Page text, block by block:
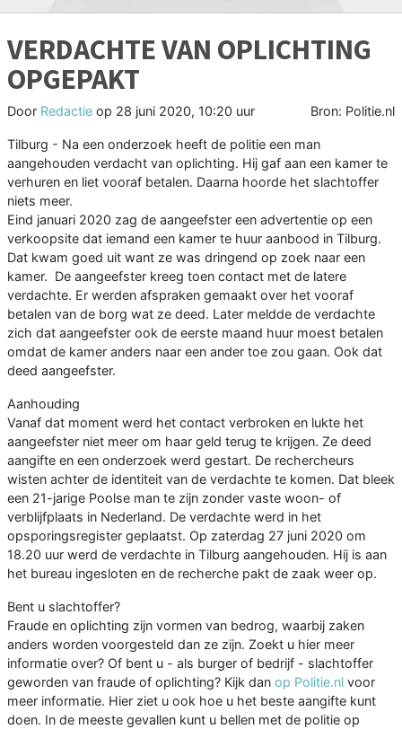
VERDACHTE VAN OPLICHTING
OPGEPAKT
Door Redactie op 28 juni 2020, 10:20 uur Bron: Politie.nl
Tilburg - Na een onderzoek heeft de politie een man
aangehouden verdacht van oplichting. Hij gaf aan een kamer te
verhuren en liet vooraf betalen. Daarna hoorde het slachtoffer
niets meer.
Eind januari 2020 zag de aangeefster een advertentie op een
verkoopsite dat iemand een kamer te huur aanbood in Tilburg.
Dat kwam goed uit want ze was dringend op zoek naar een
kamer. De aangeefster kreeg toen contact met de latere
verdachte. Er werden afspraken gemaakt over het vooraf
betalen van de borg wat ze deed. Later meldde de verdachte
zich dat aangeefster ook de eerste maand huur moest betalen
omdat de kamer anders naar een ander toe zou gaan. Ook dat
deed aangeefster.
Aanhouding
Vanaf dat moment werd het contact verbroken en lukte het
aangeefster niet meer om haar geld terug te krijgen. Ze deed
aangifte en een onderzoek werd gestart. De rechercheurs
wisten achter de identiteit van de verdachte te komen. Dat bleek
een 21-jarige Poolse man te zijn zonder vaste woon- of
verblijfplaats in Nederland. De verdachte werd in het
opsporingsregister geplaatst. Op zaterdag 27 juni 2020 om
18.20 uur werd de verdachte in Tilburg aangehouden. Hij is aan
het bureau ingesloten en de recherche pakt de zaak weer op.
Bent u slachtoffer?
Fraude en oplichting zijn vormen van bedrog, waarbij zaken
anders worden voorgesteld dan ze zijn. Zoekt u hier meer
informatie over? Of bent u - als burger of bedrijf - slachtoffer
geworden van fraude of oplichting? Kijk dan op Politie.nl voor
meer informatie. Hier ziet u ook hoe u het beste aangifte kunt
doen. In de meeste gevallen kunt u bellen met de politie op